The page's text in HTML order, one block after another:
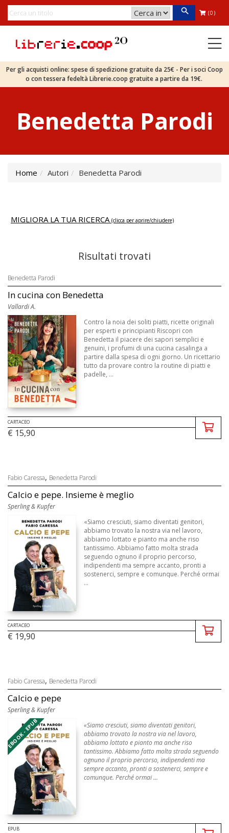
(0)
Per gli acquisti online: spese di spedizione gratuite da 25€ - Per i soci Coop
o con tessera fedeltà Librerie.coop gratuite a partire da 19€.
Benedetta Parodi
Home Autori Benedetta Parodi
MIGLIORA LA TUA RICERCA (clicca per aprire/chiudere)
Risultati trovati
Benedetta Parodi
In cucina con Benedetta
Vallardi A.
Contro la noia dei soliti piatti, ricette originali
per esperti e principianti Riscopri con
Benedetta il piacere dei sapori semplici e
genuini, i profumi di una cucina casalinga a
partire dalla spesa di ogni giorno. Un ricettario
tutto da provare contro la routine di piatti e
padelle, ...
CARTACEO
€ 15,90
Fabio Caressa, Benedetta Parodi
Calcio e pepe. Insieme è meglio
Sperling & Kupfer
«Siamo cresciuti, siamo diventati genitori,
abbiamo trovato la nostra via nel lavoro,
abbiamo lottato e pianto ma anche riso
tantissimo. Abbiamo fatto molta strada
seguendo ognuno il proprio percorso,
indipendenti ma sempre accanto, pronti a
sostenerci, sempre e comunque. Perché ormai
...
CARTACEO
€ 19,90
Fabio Caressa, Benedetta Parodi
Calcio e pepe
Sperling & Kupfer
EBOOK - EPUB
«Siamo cresciuti, siamo diventati genitori,
abbiamo trovato la nostra via nel lavoro,
abbiamo lottato e pianto ma anche riso
tantissimo. Abbiamo fatto molta strada seguendo
ognuno il proprio percorso, indipendenti ma
sempre accanto, pronti a sostenerci, sempre e
comunque. Perché ormai ...
EPUB